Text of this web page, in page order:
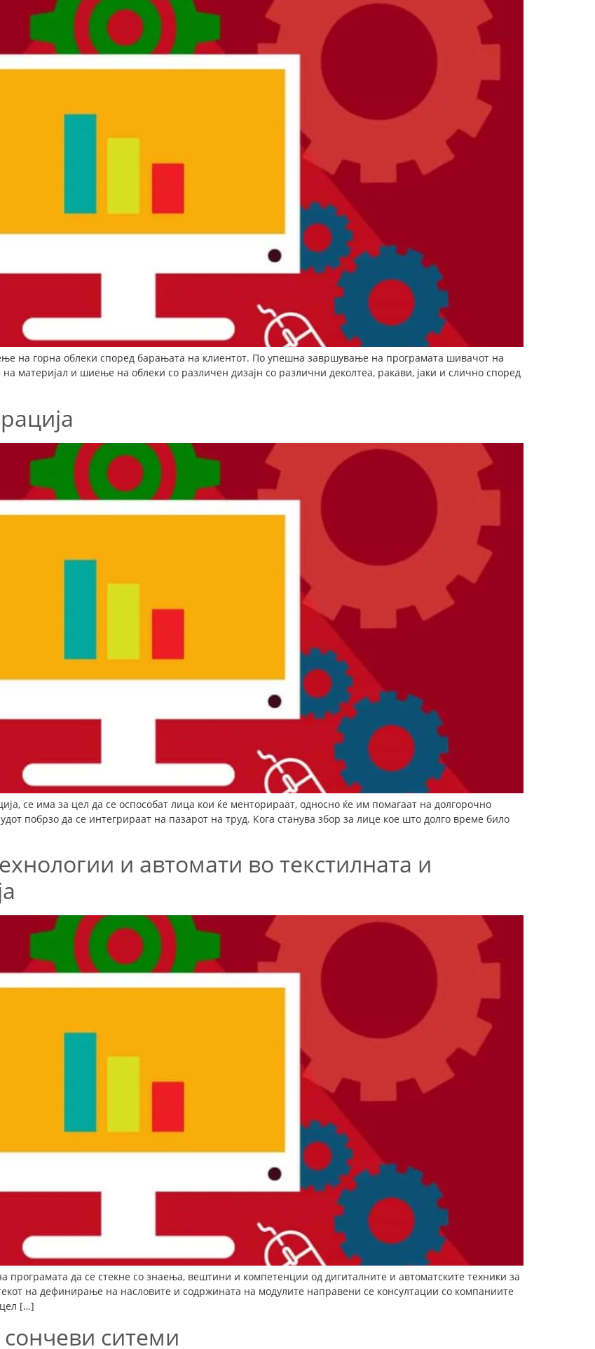
на горна облеки според барањата на клиентот. По упешна завршување на програмата шивачот на
материјал и шиење на облеки со различен дизајн со различни деколтеа, ракави, јаки и слично според
се има за цел да се оспособат лица кои ќе менторираат, односно ќе им помагаат на долгорочно
побрзо да се интегрираат на пазарот на труд. Кога станува збор за лице кое што долго време било
и автомати во текстилната и
да се стекне со знаења, вештини и компетенции од дигиталните и автоматските техники за
на дефинирање на насловите и содржината на модулите направени се консултации со компаниите
[…]
ситеми